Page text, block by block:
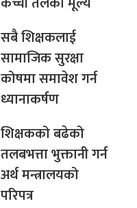
सबै शिक्षकलाई
सामाजिक सुरक्षा
कोषमा समावेश गर्न
ध्यानाकर्षण
शिक्षकको बढेको
तलबभत्ता भुक्तानी गर्न
अर्थ मन्त्रालयको
परिपत्र